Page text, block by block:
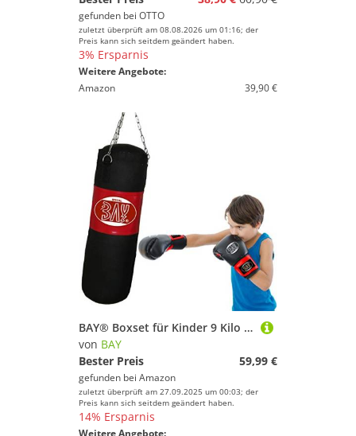
gefunden bei OTTO
zuletzt überprüft am 08.08.2026 um 01:16; der
Preis kann sich seitdem geändert haben.
3% Ersparnis
Weitere Angebote:
Amazon
39,90 €
BAY® Boxset für Kinder 9 Kilo gefüllt, Box-Set Sandsack Boxsack + Boxhandschuhe, Kids Junior Teens, schwarz/rot, fertig + Stahlkette, 80x25 cm
von BAY
Bester Preis
59,99 €
gefunden bei Amazon
zuletzt überprüft am 27.09.2025 um 00:03; der
Preis kann sich seitdem geändert haben.
14% Ersparnis
Weitere Angebote: